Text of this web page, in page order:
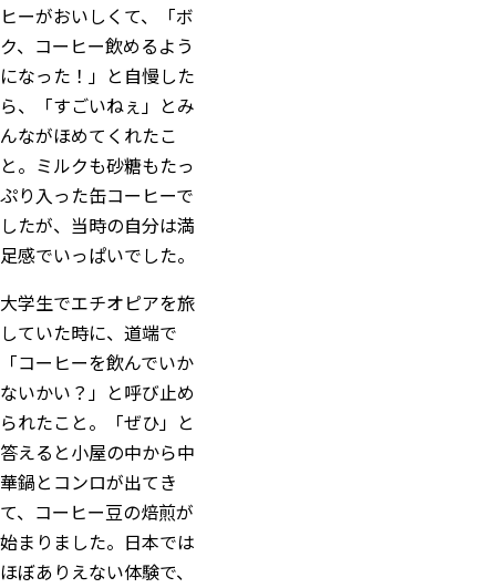
ヒーがおいしくて、「ボ
ク、コーヒー飲めるよう
になった！」と自慢した
ら、「すごいねぇ」とみ
んながほめてくれたこ
と。ミルクも砂糖もたっ
ぷり入った缶コーヒーで
したが、当時の自分は満
足感でいっぱいでした。
大学生でエチオピアを旅
していた時に、道端で
「コーヒーを飲んでいか
ないかい？」と呼び止め
られたこと。「ぜひ」と
答えると小屋の中から中
華鍋とコンロが出てき
て、コーヒー豆の焙煎が
始まりました。日本では
ほぼありえない体験で、